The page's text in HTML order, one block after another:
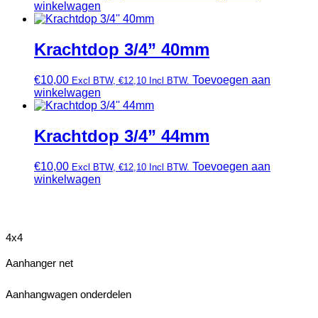
winkelwagen
Krachtdop 3/4” 40mm
€10,00 Excl BTW, €12,10 Incl BTW. Toevoegen aan
winkelwagen
Krachtdop 3/4” 44mm
€10,00 Excl BTW, €12,10 Incl BTW. Toevoegen aan
winkelwagen
4x4
Aanhanger net
Aanhangwagen onderdelen